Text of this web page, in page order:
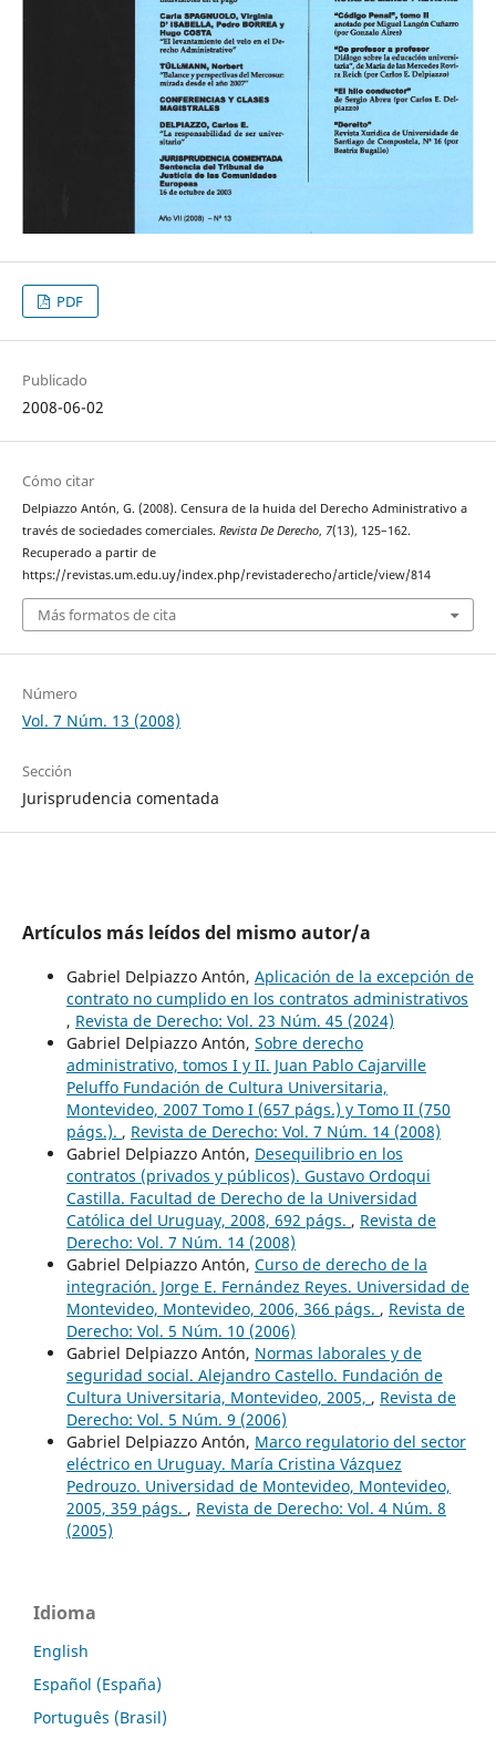
PDF
Publicado
2008-06-02
Cómo citar
Delpiazzo Antón, G. (2008). Censura de la huida del Derecho Administrativo a
través de sociedades comerciales. Revista De Derecho, 7(13), 125–162.
Recuperado a partir de
https://revistas.um.edu.uy/index.php/revistaderecho/article/view/814
Más formatos de cita
Número
Vol. 7 Núm. 13 (2008)
Sección
Jurisprudencia comentada
Artículos más leídos del mismo autor/a
Gabriel Delpiazzo Antón, Aplicación de la excepción de
contrato no cumplido en los contratos administrativos
, Revista de Derecho: Vol. 23 Núm. 45 (2024)
Gabriel Delpiazzo Antón, Sobre derecho
administrativo, tomos I y II. Juan Pablo Cajarville
Peluffo Fundación de Cultura Universitaria,
Montevideo, 2007 Tomo I (657 págs.) y Tomo II (750
págs.). , Revista de Derecho: Vol. 7 Núm. 14 (2008)
Gabriel Delpiazzo Antón, Desequilibrio en los
contratos (privados y públicos). Gustavo Ordoqui
Castilla. Facultad de Derecho de la Universidad
Católica del Uruguay, 2008, 692 págs. , Revista de
Derecho: Vol. 7 Núm. 14 (2008)
Gabriel Delpiazzo Antón, Curso de derecho de la
integración. Jorge E. Fernández Reyes. Universidad de
Montevideo, Montevideo, 2006, 366 págs. , Revista de
Derecho: Vol. 5 Núm. 10 (2006)
Gabriel Delpiazzo Antón, Normas laborales y de
seguridad social. Alejandro Castello. Fundación de
Cultura Universitaria, Montevideo, 2005, , Revista de
Derecho: Vol. 5 Núm. 9 (2006)
Gabriel Delpiazzo Antón, Marco regulatorio del sector
eléctrico en Uruguay. María Cristina Vázquez
Pedrouzo. Universidad de Montevideo, Montevideo,
2005, 359 págs. , Revista de Derecho: Vol. 4 Núm. 8
(2005)
Idioma
English
Español (España)
Português (Brasil)